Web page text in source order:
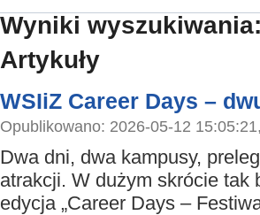
Wyniki
Artykuły
WSIiZ Career Days –
Opublikowano: 2026-05-12
Dwa dni, dwa kampusy,
atrakcji. W dużym skrócie tak
edycja „Career Days –